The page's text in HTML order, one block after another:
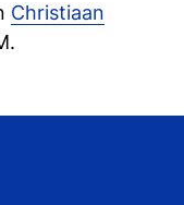
Christiaan